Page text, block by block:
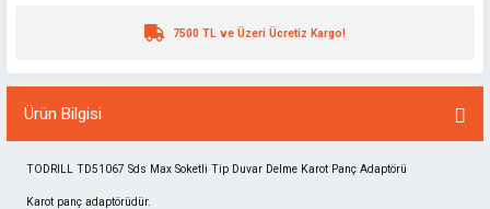
7500 TL ve Üzeri Ücretiz Kargo!
Ürün Bilgisi
TODRILL TD51067 Sds Max Soketli Tip Duvar Delme Karot Panç Adaptörü
Karot panç adaptörüdür.